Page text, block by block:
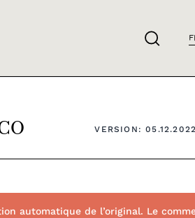
VERSION: 05.12.2022
automatique de l’original. Le